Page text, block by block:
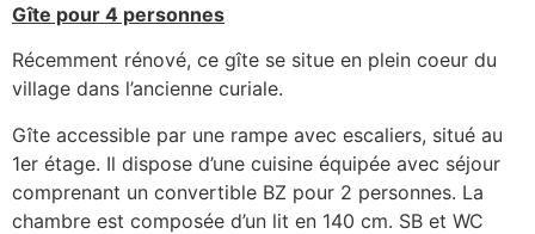
Gîte pour 4 personnes
Récemment rénové, ce gîte se situe en plein coeur du
village dans l’ancienne curiale.
Gîte accessible par une rampe avec escaliers, situé au
1er étage. Il dispose d’une cuisine équipée avec séjour
comprenant un convertible BZ pour 2 personnes. La
chambre est composée d’un lit en 140 cm. SB et WC